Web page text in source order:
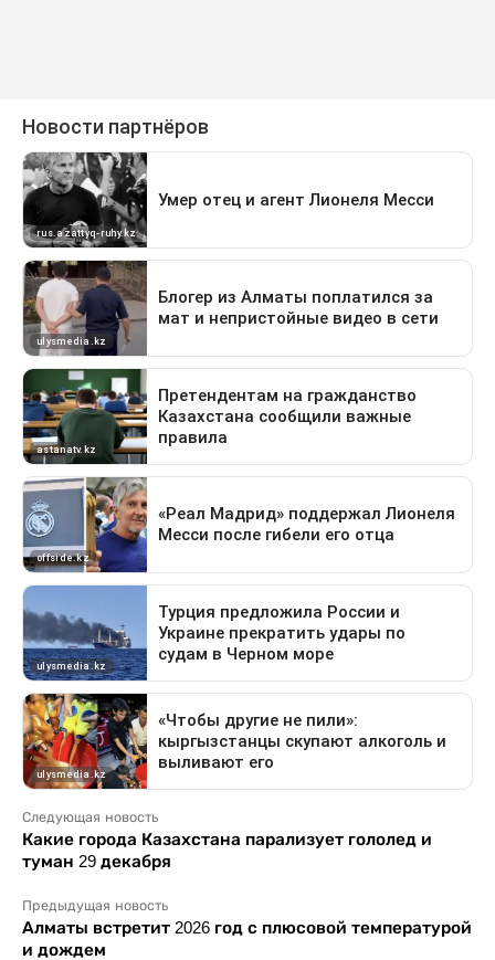
Следующая новость
Какие города Казахстана парализует гололед и
туман 29 декабря
Предыдущая новость
Алматы встретит 2026 год с плюсовой температурой
и дождем